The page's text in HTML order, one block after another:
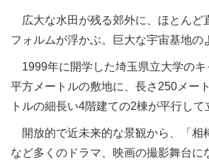
広大な水田が残る郊外に、ほとんど
フォルムが浮かぶ。巨大な宇宙基地の
1999年に開学した埼玉県立大学のキ
平方メートルの敷地に、長さ250メー
トルの細長い4階建ての2棟が平行して
開放的で近未来的な景観から、「相
など多くのドラマ、映画の撮影舞台に